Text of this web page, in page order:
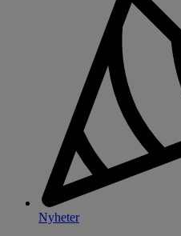
Nyheter